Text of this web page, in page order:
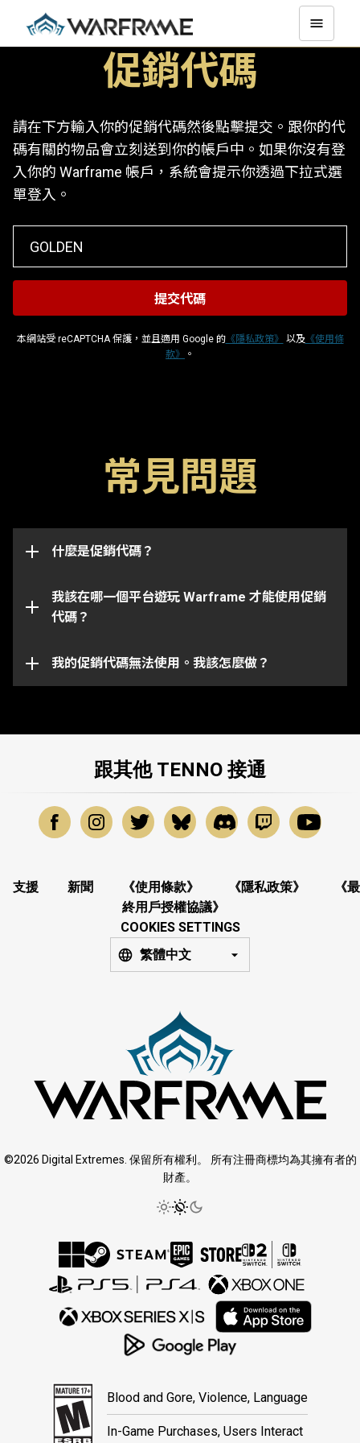
促銷代碼
請在下方輸入你的促銷代碼然後點擊提交。跟你的代
碼有關的物品會立刻送到你的帳戶中。如果你沒有登
入你的 Warframe 帳戶，系統會提示你透過下拉式選
單登入。
本網站受 reCAPTCHA 保護，並且適用 Google 的《隱私政策》 以及《使用條
款》
。
常見問題
什麼是促銷代碼？
促銷代碼是解鎖遊戲內物品（如浮印，加成或武器）的
後便無法使用。促銷代碼也可能與特定帳戶已連結並僅
適用於代碼最初發送到的帳戶上。
我該在哪一個平台遊玩 Warframe 才能使用促銷
代碼？
Warframe 帳戶已連結的任何一個平台上。
請注意某些代碼僅適用於某些平台上。請確保你登入到
跟你所選平台已連結的 Warframe 帳戶。
我的促銷代碼無法使用。我該怎麼做？
你的促銷代碼有可能已經過期或是被兌換過了。如需在
提交問題單。
跟其他 TENNO 接通
支援 新聞 《使用條款》 《隱私政策》
《最
終用戶授權協議》
COOKIES SETTINGS
繁體中文
©2026 Digital Extremes. 保留所有權利。 所有注冊商標均為其擁有者的
財產。
Blood and Gore, Violence, Language
In-Game Purchases, Users Interact